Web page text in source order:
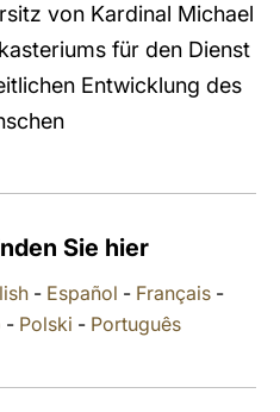
von Kardinal Michael
für den Dienst
Entwicklung des
Sie hier
- Español - Français-
- Polski - Português